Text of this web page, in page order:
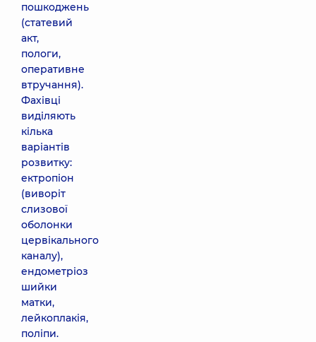
пошкоджень
(статевий
акт,
пологи,
оперативне
втручання).
Фахівці
виділяють
кілька
варіантів
розвитку:
ектропіон
(виворіт
слизової
оболонки
цервікального
каналу),
ендометріоз
шийки
матки,
лейкоплакія,
поліпи.